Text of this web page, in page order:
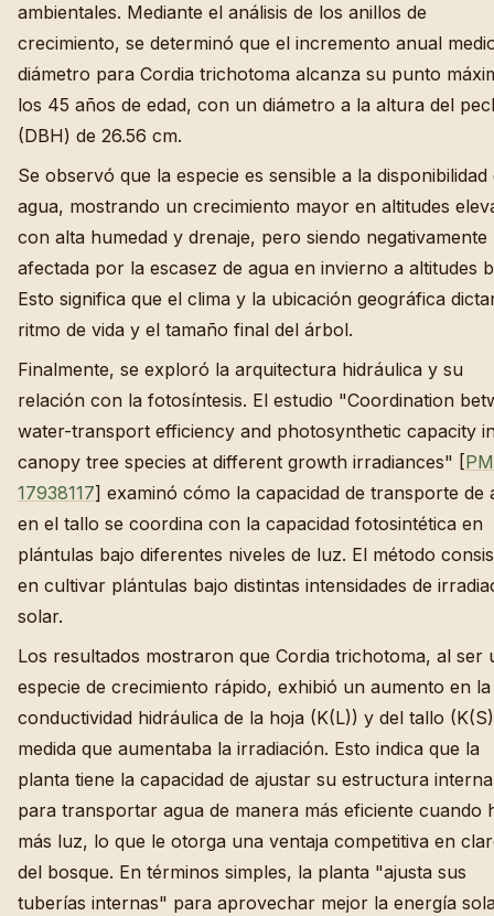
ambientales. Mediante el análisis de los anillos de
crecimiento, se determinó que el incremento anual
diámetro para Cordia trichotoma alcanza su punto
los 45 años de edad, con un diámetro a la altura del
(DBH) de 26.56 cm.
Se observó que la especie es sensible a la disponibilidad
agua, mostrando un crecimiento mayor en altitudes
con alta humedad y drenaje, pero siendo negativamente
afectada por la escasez de agua en invierno a altitudes
Esto significa que el clima y la ubicación geográfica
ritmo de vida y el tamaño final del árbol.
Finalmente, se exploró la arquitectura hidráulica y su
relación con la fotosíntesis. El estudio "Coordination
water-transport efficiency and photosynthetic capacity
canopy tree species at different growth irradiances" [
17938117] examinó cómo la capacidad de transporte de
en el tallo se coordina con la capacidad fotosintética en
plántulas bajo diferentes niveles de luz. El método
en cultivar plántulas bajo distintas intensidades de
solar.
Los resultados mostraron que Cordia trichotoma, al ser
especie de crecimiento rápido, exhibió un aumento en la
conductividad hidráulica de la hoja (K(L)) y del tallo
medida que aumentaba la irradiación. Esto indica que la
planta tiene la capacidad de ajustar su estructura interna
para transportar agua de manera más eficiente cuando
más luz, lo que le otorga una ventaja competitiva en
del bosque. En términos simples, la planta "ajusta sus
tuberías internas" para aprovechar mejor la energía